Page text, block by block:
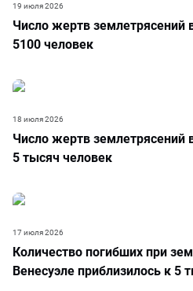
Число жертв землетрясений
5100 человек
19 июля 2026
Число жертв землетрясений
5 тысяч человек
18 июля 2026
Количество погибших при
Венесуэле приблизилось к 5
17 июля 2026